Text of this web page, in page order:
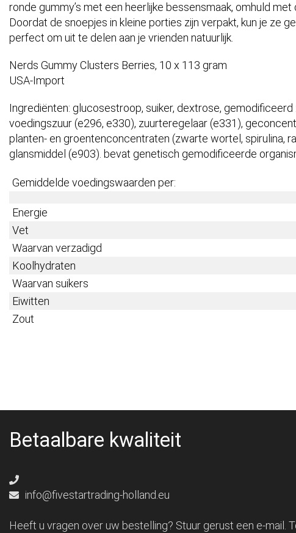
ronde gummy’s met een heerlijke bessensmaak, omhuld
Doordat de snoepjes in kleine porties zijn verpakt, kun je ze
perfect om uit te delen aan je vrienden natuurlijk.
Nerds Gummy Clusters Berries, 10 x 113 gram
USA-Import
Ingrediënten: glucosestroop, suiker, dextrose,
voedingszuur (e296, e330), zuurteregelaar (e331),
planten- en groentenconcentraten (zwarte wortel, spirulina,
glansmiddel (e903). bevat genetisch gemodificeerde
Gemiddelde voedingswaarden per:
Energie
Vet
Waarvan verzadigd
Koolhydraten
Waarvan suikers
Eiwitten
Zout
Betaalbare kwaliteit
info@fivestartrading-holland.eu
Heeft u vragen over uw bestelling? Stuur gerust een e-mail.